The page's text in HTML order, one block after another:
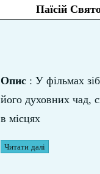
Паїсій
Опис : У фільмах
його духовних чад,
в місцях
Читати далі